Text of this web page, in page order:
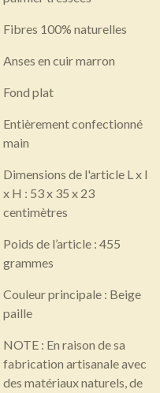
Fibres 100% naturelles
Anses en cuir marron
Fond plat
Entièrement confectionné
main
Dimensions de l'article L x l
x H : 53 x 35 x 23
centimètres
Poids de l’article : 455
grammes
Couleur principale : Beige
paille
NOTE : En raison de sa
fabrication artisanale avec
des matériaux naturels, de